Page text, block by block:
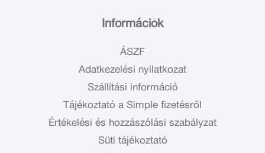
Információk
ÁSZF
Adatkezelési nyilatkozat
Szállítási információ
Tájékoztató a Simple fizetésről
Értékelési és hozzászólási szabályzat
Süti tájékoztató